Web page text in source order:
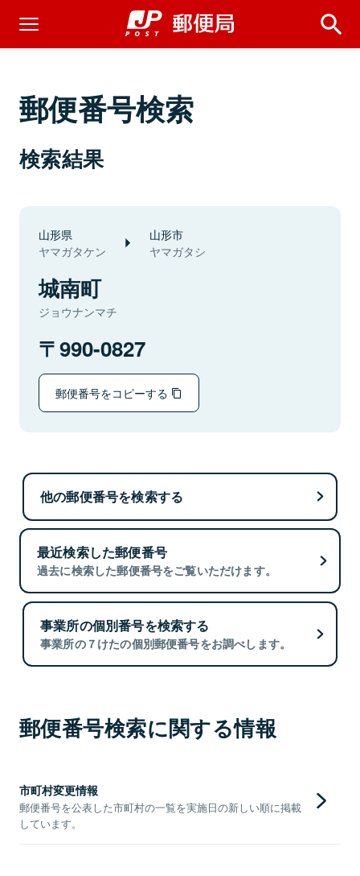
郵便番号検索
検索結果
山形県
ヤマガタケン
山形市
ヤマガタシ
城南町
ジョウナンマチ
990-0827
郵便番号をコピーする
他の郵便番号を検索する
最近検索した郵便番号
過去に検索した郵便番号をご覧いただけます。
事業所の個別番号を検索する
事業所の７けたの個別郵便番号をお調べします。
郵便番号検索に関する情報
市町村変更情報
郵便番号を公表した市町村の一覧を実施日の新しい順に掲載
しています。